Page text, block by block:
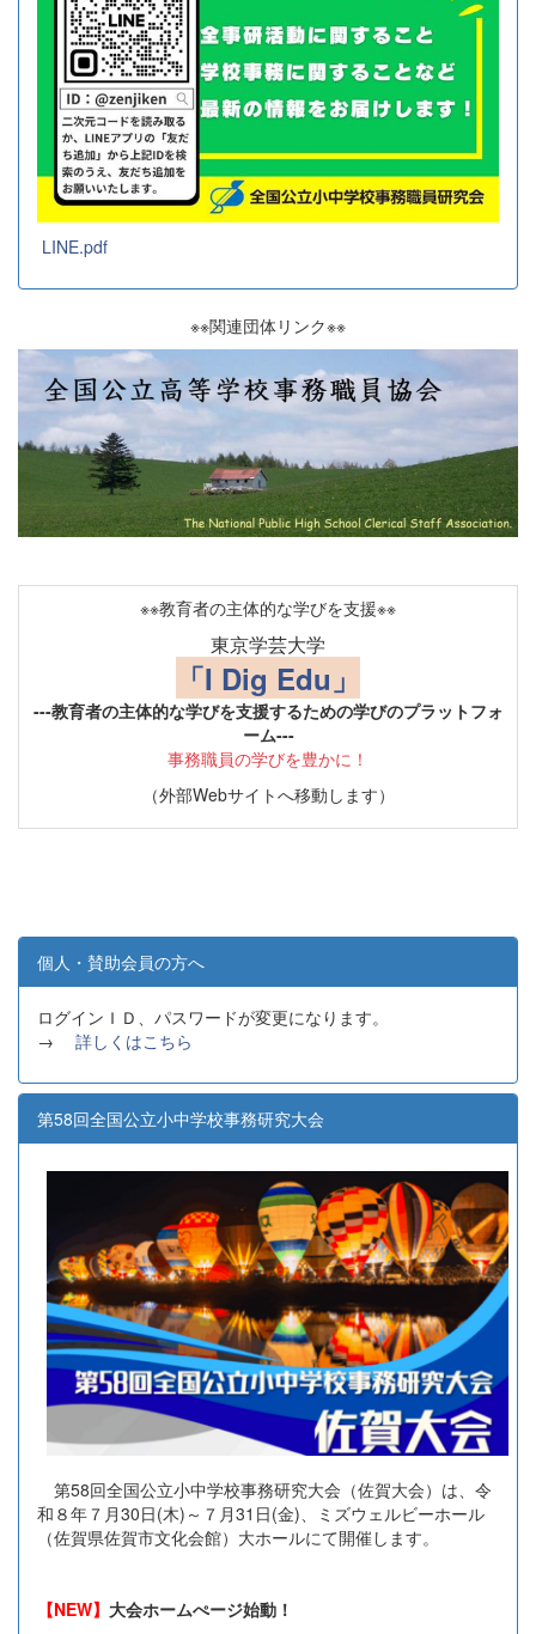
LINE.pdf
※※関連団体リンク※※
※※教育者の主体的な学びを支援※※
東京学芸大学
「I Dig Edu」
---教育者の主体的な学びを支援するための学びのプラットフォ
ーム---
事務職員の学びを豊かに！
（外部Webサイトへ移動します）
個人・賛助会員の方へ
ログインＩＤ、パスワードが変更になります。
→ 詳しくはこちら
第58回全国公立小中学校事務研究大会
第58回全国公立小中学校事務研究大会（佐賀大会）は、令
和８年７月30日(木)～７月31日(金)、ミズウェルビーホール
（佐賀県佐賀市文化会館）大ホールにて開催します。
【NEW】 大会ホームぺージ始動！